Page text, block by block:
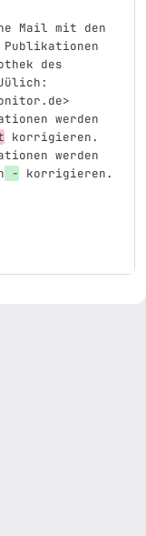
Mail mit den
des
Jülich:
werden
korrigieren.
werden
- korrigieren.